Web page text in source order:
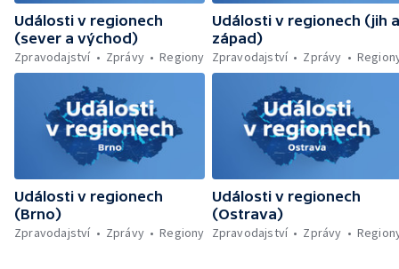
Události v regionech
(sever a východ)
Zpravodajství
Zprávy Regiony
Události v regionech (jih a
západ)
Zpravodajství
Zprávy
Události v regionech
(Brno)
Zpravodajství
Zprávy Regiony
Události v regionech
(Ostrava)
Zpravodajství
Zprávy